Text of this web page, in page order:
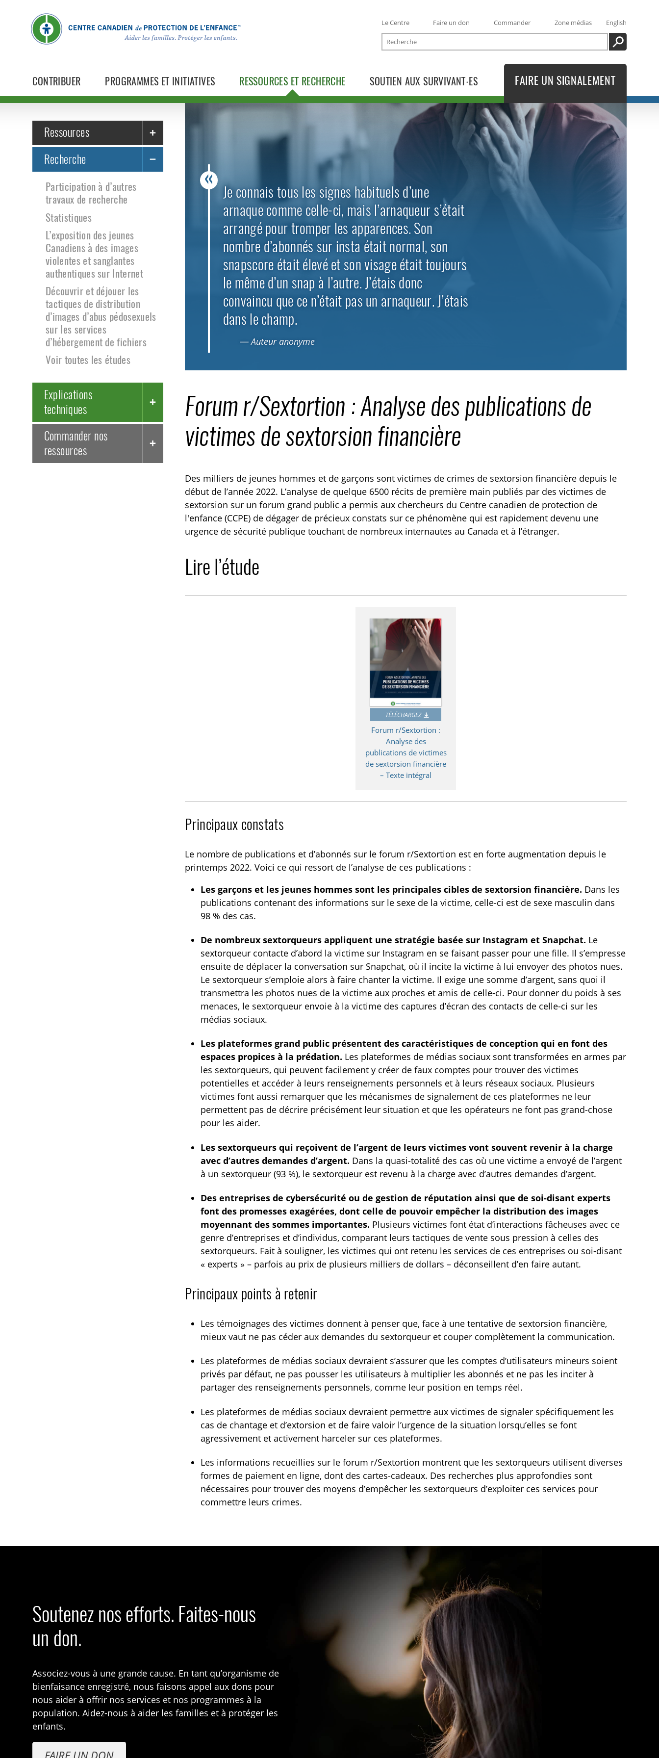
CONTRIBUER PROGRAMMES ET INITIATIVES RESSOURCES ET RECHERCHE SOUTIEN AUX SURVIVANT·ES
Le Centre Faire un don Commander Zone médias
English
Recherche
RECHERCHE
FAIRE UN SIGNALEMENT
Ressources
Recherche
Participation à d’autres
travaux de recherche
Statistiques
L’exposition des jeunes
Canadiens à des images
violentes et sanglantes
authentiques sur Internet
Découvrir et déjouer les
tactiques de distribution
d’images d’abus pédosexuels
sur les services
d’hébergement de fichiers
Voir toutes les études
Explications
techniques
TOGGLE EXPLICATIONS TECHNIQUES SUBLIST
Commander nos
ressources
Je connais tous les signes habituels d’une
arnaque comme celle-ci, mais l’arnaqueur s’était
arrangé pour tromper les apparences. Son
nombre d’abonnés sur insta était normal, son
snapscore était élevé et son visage était toujours
le même d’un snap à l’autre. J’étais donc
convaincu que ce n’était pas un arnaqueur. J’étais
dans le champ.
— Auteur anonyme
Forum r/Sextortion : Analyse des publications de
victimes de sextorsion financière
Des milliers de jeunes hommes et de garçons sont victimes de crimes de sextorsion financière depuis le
début de l’année 2022. L’analyse de quelque 6500 récits de première main publiés par des victimes de
sextorsion sur un forum grand public a permis aux chercheurs du Centre canadien de protection de
l'enfance (CCPE) de dégager de précieux constats sur ce phénomène qui est rapidement devenu une
urgence de sécurité publique touchant de nombreux internautes au Canada et à l’étranger.
Lire l’étude
TÉLÉCHARGEZ
Forum r/Sextortion :
Analyse des
publications de victimes
de sextorsion financière
– Texte intégral
Principaux constats
Le nombre de publications et d’abonnés sur le forum r/Sextortion est en forte augmentation depuis le
printemps 2022. Voici ce qui ressort de l’analyse de ces publications :
Les garçons et les jeunes hommes sont les principales cibles de sextorsion financière. Dans les
publications contenant des informations sur le sexe de la victime, celle-ci est de sexe masculin dans
98 % des cas.
De nombreux sextorqueurs appliquent une stratégie basée sur Instagram et Snapchat. Le
sextorqueur contacte d’abord la victime sur Instagram en se faisant passer pour une fille. Il s’empresse
ensuite de déplacer la conversation sur Snapchat, où il incite la victime à lui envoyer des photos nues.
Le sextorqueur s’emploie alors à faire chanter la victime. Il exige une somme d’argent, sans quoi il
transmettra les photos nues de la victime aux proches et amis de celle-ci. Pour donner du poids à ses
menaces, le sextorqueur envoie à la victime des captures d’écran des contacts de celle-ci sur les
médias sociaux.
Les plateformes grand public présentent des caractéristiques de conception qui en font des
espaces propices à la prédation. Les plateformes de médias sociaux sont transformées en armes par
les sextorqueurs, qui peuvent facilement y créer de faux comptes pour trouver des victimes
potentielles et accéder à leurs renseignements personnels et à leurs réseaux sociaux. Plusieurs
victimes font aussi remarquer que les mécanismes de signalement de ces plateformes ne leur
permettent pas de décrire précisément leur situation et que les opérateurs ne font pas grand-chose
pour les aider.
Les sextorqueurs qui reçoivent de l’argent de leurs victimes vont souvent revenir à la charge
avec d’autres demandes d’argent. Dans la quasi-totalité des cas où une victime a envoyé de l’argent
à un sextorqueur (93 %), le sextorqueur est revenu à la charge avec d’autres demandes d’argent.
Des entreprises de cybersécurité ou de gestion de réputation ainsi que desoi-disant experts
font des promesses exagérées, dont celle de pouvoir empêcher la distribution des images
moyennant des sommes importantes. Plusieurs victimes font état d’interactions fâcheuses avec ce
genre d’entreprises et d’individus, comparant leurs tactiques de vente sous pression à celles des
sextorqueurs. Fait à souligner, les victimes qui ont retenu les services de ces entreprises ou soi-disant
« experts » – parfois au prix de plusieurs milliers de dollars – déconseillent d’en faire autant.
Principaux points à retenir
Les témoignages des victimes donnent à penser que, face à une tentative de sextorsion financière,
mieux vaut ne pas céder aux demandes du sextorqueur et couper complètement la communication.
Les plateformes de médias sociaux devraient s’assurer que les comptes d’utilisateurs mineurs soient
privés par défaut, ne pas pousser les utilisateurs à multiplier les abonnés et ne pas les inciter à
partager des renseignements personnels, comme leur position en temps réel.
Les plateformes de médias sociaux devraient permettre aux victimes de signaler spécifiquement les
cas de chantage et d’extorsion et de faire valoir l’urgence de la situation lorsqu’elles se font
agressivement et activement harceler sur ces plateformes.
Les informations recueillies sur le forum r/Sextortion montrent que les sextorqueurs utilisent diverses
formes de paiement en ligne, dont des cartes-cadeaux. Des recherches plus approfondies sont
nécessaires pour trouver des moyens d’empêcher les sextorqueurs d’exploiter ces services pour
commettre leurs crimes.
Soutenez nos efforts. Faites-nous
un don.
Associez-vous à une grande cause. En tant qu’organisme de
bienfaisance enregistré, nous faisons appel aux dons pour
nous aider à offrir nos services et nos programmes à la
population. Aidez-nous à aider les familles et à protéger les
enfants.